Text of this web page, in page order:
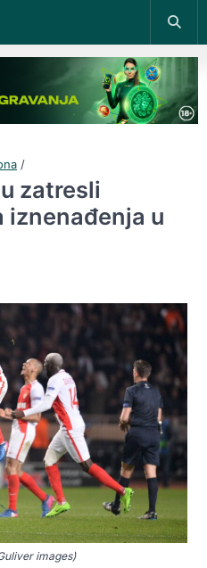
/
zatresli
iznenađenja u
images)